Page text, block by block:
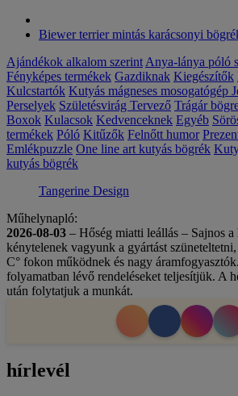
Biewer terrier mintás karácsonyi
Ajándékok alkalom szerint Anya-lánya póló
Fényképes termékek Gazdiknak Kiegészítők
Kulcstartók Kutyás mágneses mosogatógép
Perselyek Születésvirág Tervező Trágár
Boxok Kulacsok Kedvenceknek Egyéb
termékek Póló Kitűzők Felnőtt humor
Emlékpuzzle One line art kutyás bögrék
kutyás bögrék
Tangerine Design
Műhelynapló:
2026-08-03 – Hőség miatti leállás – Sajnos a
kénytelenek vagyunk a gyártást
C° fokon működnek és nagy
folyamatban lévő rendeléseket teljesítjük. A
után folytatjuk a munkát.
hírlevél